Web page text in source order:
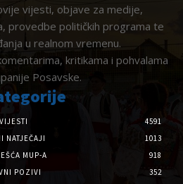
vijesti, objave za medije,
provedbe političkih programa te
u realnom vremenu.
kritikama i pohvalama
Posavske.
VIJESTI
4591
NATJEČAJI
1013
MUP-A
918
POZIVI
352